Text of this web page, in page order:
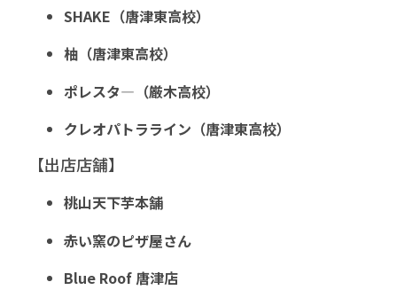
SHAKE（唐津東高校）
柚（唐津東高校）
ポレスタ―（厳木高校）
クレオパトラライン（唐津東高校）
【出店店舗】
桃山天下芋本舗
赤い窯のピザ屋さん
Blue Roof 唐津店